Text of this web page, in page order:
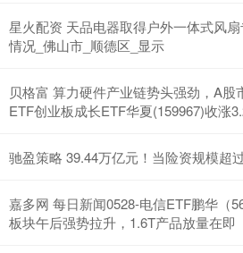
星火配资 天品电器取得户外一体式风
情况_佛山市_顺德区_显示
贝格富 算力硬件产业链势头强劲，A股
ETF创业板成长ETF华夏(159967)收涨
驰盈策略 39.44万亿元！当险资规模超
嘉多网 每日新闻0528-电信ETF鹏华（
板块午后强势拉升，1.6T产品放量在即